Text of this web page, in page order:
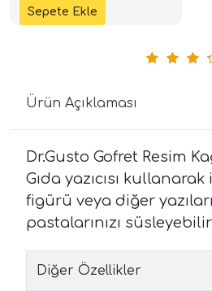
Ürün Açıklaması
Dr.Gusto Gofret Resim
Gıda yazıcısı
figürü veya diğer
pastalarınızı
Diğer Özellikler